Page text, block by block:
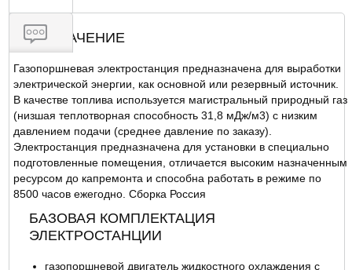
ОТЗЫВЫ
НАЗНАЧЕНИЕ
Газопоршневая электростанция предназначена для выработки
электрической энергии, как основной или резервный источник.
В качестве топлива используется магистральный природный газ
(низшая теплотворная способность 31,8 мДж/м3) с низким
давлением подачи (среднее давление по заказу).
Электростанция предназначена для установки в специально
подготовленные помещения, отличается высоким назначенным
ресурсом до капремонта и способна работать в режиме по
8500 часов ежегодно. Сборка Россия
БАЗОВАЯ КОМПЛЕКТАЦИЯ
ЭЛЕКТРОСТАНЦИИ
газопоршневой двигатель жидкостного охлаждения с